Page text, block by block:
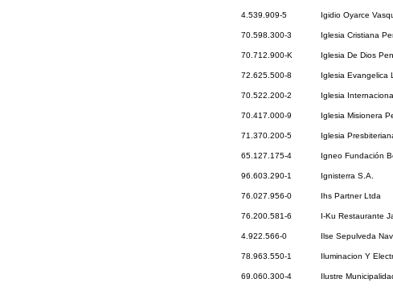
4.539.909-5 Igidio Oyarce
70.598.300-3 Iglesia Cristiana
70.712.900-K Iglesia De Dios
72.625.500-8 Iglesia Evangelica
70.522.200-2 Iglesia
70.417.000-9 Iglesia Misionera
71.370.200-5 Iglesia
65.127.175-4 Igneo Fundación
96.603.290-1 Ignisterra S.A.
76.027.956-0 Ihs Partner Ltda
76.200.581-6 I-Ku Restaurante
4.922.566-0 Ilse Sepulveda
78.963.550-1 Iluminacion Y
69.060.300-4 Ilustre